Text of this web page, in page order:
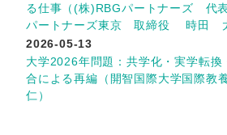
る仕事（(株)RBGパートナーズ 代
パートナーズ東京 取締役 時田
2026-05-13
大学2026年問題：共学化・実学転換
合による再編（開智国際大学国際教
仁）